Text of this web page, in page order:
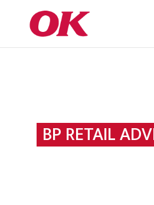
BP RETAIL